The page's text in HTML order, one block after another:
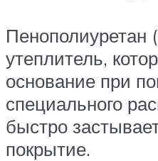
утеплитель,
основание при
специального
быстро
покрытие.